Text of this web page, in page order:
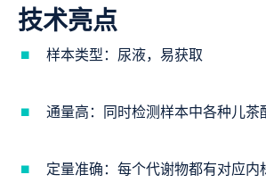
技术亮点
样本类型：尿液，易获取
通量高：同时检测样本中各种儿茶
定量准确：每个代谢物都有对应内